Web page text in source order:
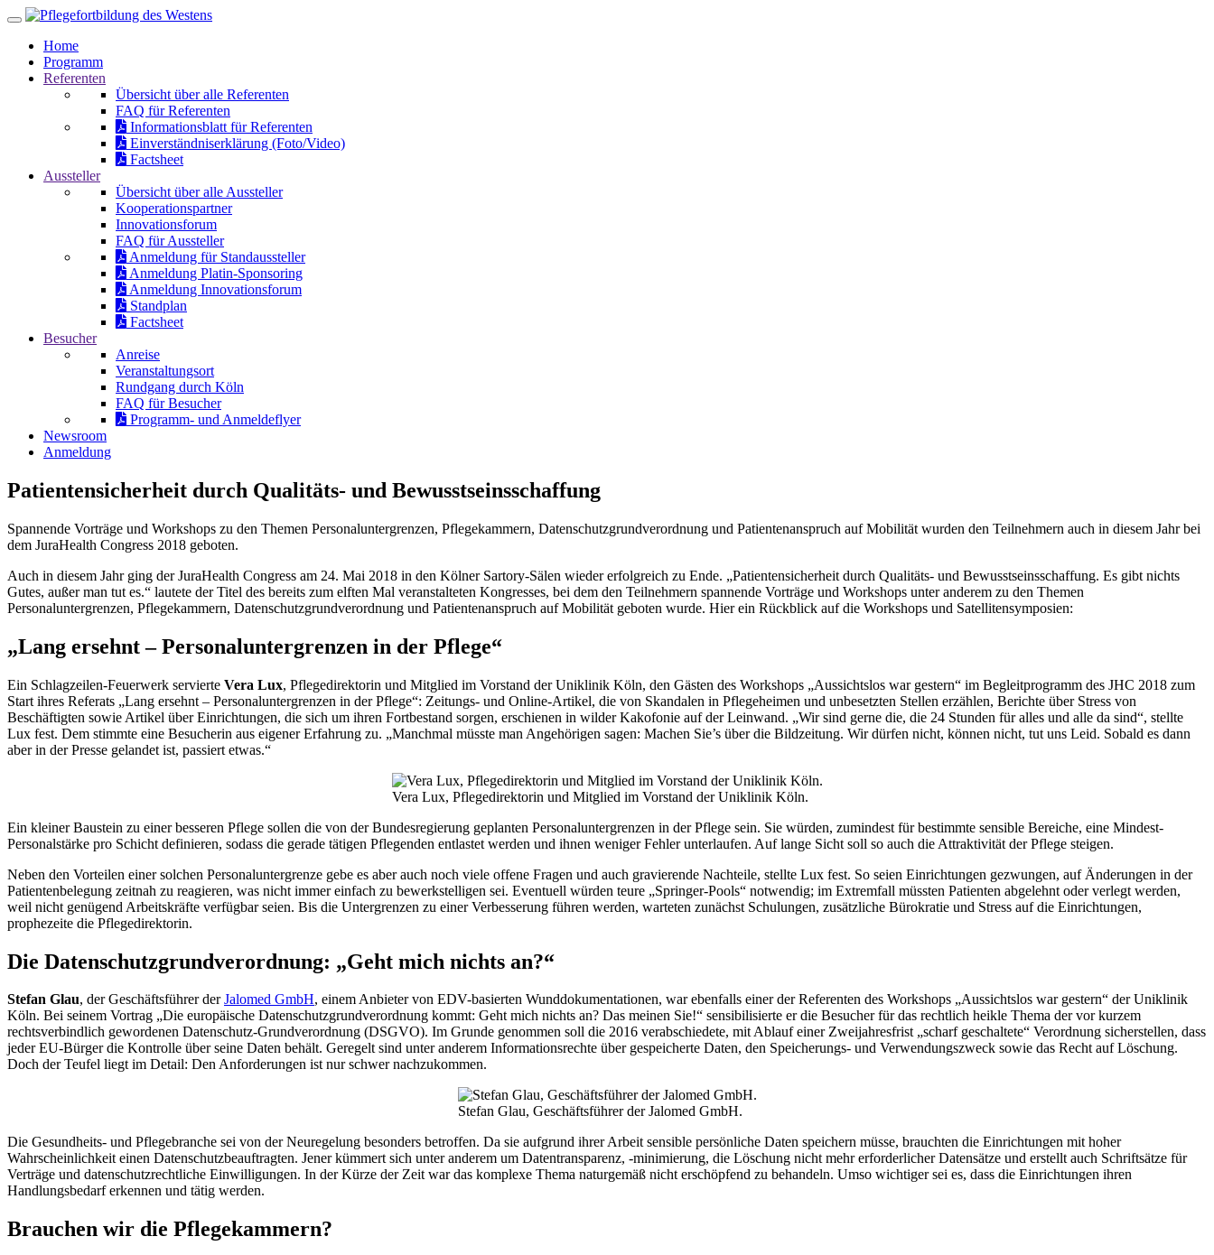
Home
Programm
Referenten
Übersicht über alle Referenten
FAQ für Referenten
Informationsblatt für Referenten
Einverständniserklärung (Foto/Video)
Factsheet
Aussteller
Übersicht über alle Aussteller
Kooperationspartner
Innovationsforum
FAQ für Aussteller
Anmeldung für Standaussteller
Anmeldung Platin-Sponsoring
Anmeldung Innovationsforum
Standplan
Factsheet
Besucher
Anreise
Veranstaltungsort
Rundgang durch Köln
FAQ für Besucher
Programm- und Anmeldeflyer
Newsroom
Anmeldung
Patientensicherheit durch Qualitäts- und Bewusstseinsschaffung
Spannende Vorträge und Workshops zu den Themen Personaluntergrenzen, Pflegekammern, Datenschutzgrundverordnung und Patientenanspruch auf Mobilität wurden den Teilnehmern auch in diesem Jahr bei
dem JuraHealth Congress 2018 geboten.
Auch in diesem Jahr ging der JuraHealth Congress am 24. Mai 2018 in den Kölner Sartory-Sälen wieder erfolgreich zu Ende. „Patientensicherheit durch Qualitäts- und Bewusstseinsschaffung. Es gibt nichts
Gutes, außer man tut es.“ lautete der Titel des bereits zum elften Mal veranstalteten Kongresses, bei dem den Teilnehmern spannende Vorträge und Workshops unter anderem zu den Themen
Personaluntergrenzen, Pflegekammern, Datenschutzgrundverordnung und Patientenanspruch auf Mobilität geboten wurde. Hier ein Rückblick auf die Workshops und Satellitensymposien:
„Lang ersehnt – Personaluntergrenzen in der Pflege“
Ein Schlagzeilen-Feuerwerk servierte Vera Lux, Pflegedirektorin und Mitglied im Vorstand der Uniklinik Köln, den Gästen des Workshops „Aussichtslos war gestern“ im Begleitprogramm des JHC 2018 zum
Start ihres Referats „Lang ersehnt – Personaluntergrenzen in der Pflege“: Zeitungs- und Online-Artikel, die von Skandalen in Pflegeheimen und unbesetzten Stellen erzählen, Berichte über Stress von
Beschäftigten sowie Artikel über Einrichtungen, die sich um ihren Fortbestand sorgen, erschienen in wilder Kakofonie auf der Leinwand. „Wir sind gerne die, die 24 Stunden für alles und alle da sind“, stellte
Lux fest. Dem stimmte eine Besucherin aus eigener Erfahrung zu. „Manchmal müsste man Angehörigen sagen: Machen Sie’s über die Bildzeitung. Wir dürfen nicht, können nicht, tut uns Leid. Sobald es dann
aber in der Presse gelandet ist, passiert etwas.“
Vera Lux, Pflegedirektorin und Mitglied im Vorstand der Uniklinik Köln.
Ein kleiner Baustein zu einer besseren Pflege sollen die von der Bundesregierung geplanten Personaluntergrenzen in der Pflege sein. Sie würden, zumindest für bestimmte sensible Bereiche, eine Mindest-
Personalstärke pro Schicht definieren, sodass die gerade tätigen Pflegenden entlastet werden und ihnen weniger Fehler unterlaufen. Auf lange Sicht soll so auch die Attraktivität der Pflege steigen.
Neben den Vorteilen einer solchen Personaluntergrenze gebe es aber auch noch viele offene Fragen und auch gravierende Nachteile, stellte Lux fest. So seien Einrichtungen gezwungen, auf Änderungen in der
Patientenbelegung zeitnah zu reagieren, was nicht immer einfach zu bewerkstelligen sei. Eventuell würden teure „Springer-Pools“ notwendig; im Extremfall müssten Patienten abgelehnt oder verlegt werden,
weil nicht genügend Arbeitskräfte verfügbar seien. Bis die Untergrenzen zu einer Verbesserung führen werden, warteten zunächst Schulungen, zusätzliche Bürokratie und Stress auf die Einrichtungen,
prophezeite die Pflegedirektorin.
Die Datenschutzgrundverordnung: „Geht mich nichts an?“
Stefan Glau, der Geschäftsführer derJalomed GmbH, einem Anbieter von EDV-basierten Wunddokumentationen, war ebenfalls einer der Referenten des Workshops „Aussichtslos war gestern“ der Uniklinik
Köln. Bei seinem Vortrag „Die europäische Datenschutzgrundverordnung kommt: Geht mich nichts an? Das meinen Sie!“ sensibilisierte er die Besucher für das rechtlich heikle Thema der vor kurzem
rechtsverbindlich gewordenen Datenschutz-Grundverordnung (DSGVO). Im Grunde genommen soll die 2016 verabschiedete, mit Ablauf einer Zweijahresfrist „scharf geschaltete“ Verordnung sicherstellen, dass
jeder EU-Bürger die Kontrolle über seine Daten behält. Geregelt sind unter anderem Informationsrechte über gespeicherte Daten, den Speicherungs- und Verwendungszweck sowie das Recht auf Löschung.
Doch der Teufel liegt im Detail: Den Anforderungen ist nur schwer nachzukommen.
Stefan Glau, Geschäftsführer der Jalomed GmbH.
Die Gesundheits- und Pflegebranche sei von der Neuregelung besonders betroffen. Da sie aufgrund ihrer Arbeit sensible persönliche Daten speichern müsse, brauchten die Einrichtungen mit hoher
Wahrscheinlichkeit einen Datenschutzbeauftragten. Jener kümmert sich unter anderem um Datentransparenz, ‑minimierung, die Löschung nicht mehr erforderlicher Datensätze und erstellt auch Schriftsätze für
Verträge und datenschutzrechtliche Einwilligungen. In der Kürze der Zeit war das komplexe Thema naturgemäß nicht erschöpfend zu behandeln. Umso wichtiger sei es, dass die Einrichtungen ihren
Handlungsbedarf erkennen und tätig werden.
Brauchen wir die Pflegekammern?